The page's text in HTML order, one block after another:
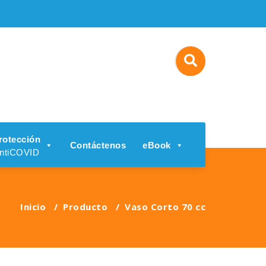
Contáctenos eBook
Inicio / Producto / Vaso Corto 70 cc